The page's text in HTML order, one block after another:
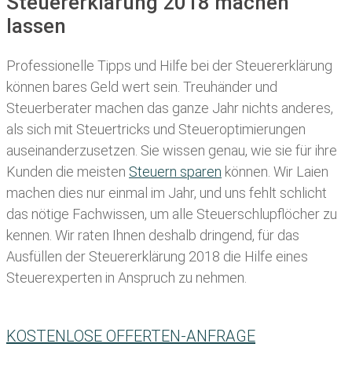
lassen
Professionelle Tipps und Hilfe bei der Steuererklärung
können bares Geld wert sein. Treuhänder und
Steuerberater machen das ganze Jahr nichts anderes,
als sich mit Steuertricks und Steueroptimierungen
auseinanderzusetzen. Sie wissen genau, wie sie für ihre
Kunden die meisten Steuern sparen können. Wir Laien
machen dies nur einmal im Jahr, und uns fehlt schlicht
das nötige Fachwissen, um alle Steuerschlupflöcher zu
kennen. Wir raten Ihnen deshalb dringend, für das
Ausfüllen der Steuererklärung 2018 die Hilfe eines
Steuerexperten in Anspruch zu nehmen.
KOSTENLOSE OFFERTEN-ANFRAGE